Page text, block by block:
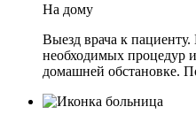
На дому
Выезд врача к
необходимых процедур
домашней обстановке.